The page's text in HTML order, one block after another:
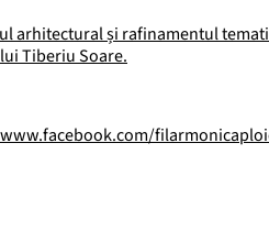
arhitectural și rafinamentul
Tiberiu Soare.